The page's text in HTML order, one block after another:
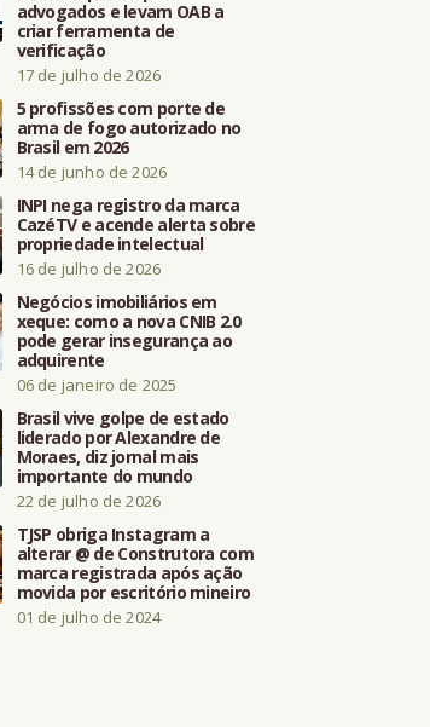
advogados e levam OAB a
criar ferramenta de
verificação
17 de julho de 2026
5 profissões com porte de
arma de fogo autorizado no
Brasil em 2026
14 de junho de 2026
INPI nega registro da marca
CazéTV e acende alerta sobre
propriedade intelectual
16 de julho de 2026
Negócios imobiliários em
xeque: como a nova CNIB 2.0
pode gerar insegurança ao
adquirente
06 de janeiro de 2025
Brasil vive golpe de estado
liderado por Alexandre de
Moraes, diz jornal mais
importante do mundo
22 de julho de 2026
TJSP obriga Instagram a
alterar @ de Construtora com
marca registrada após ação
movida por escritório mineiro
01 de julho de 2024